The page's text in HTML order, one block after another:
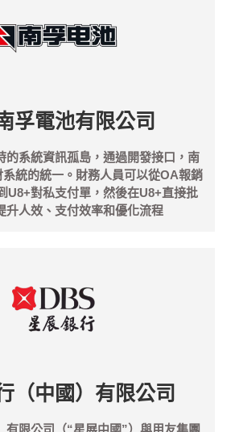
孚電池有限公司
的系統資訊孤島，通過開發接口，南
統的統一。財務人員可以從OA報銷
U8+對私支付單，然後在U8+直接批
升人效、支付效率和優化流程
（中國）有限公司